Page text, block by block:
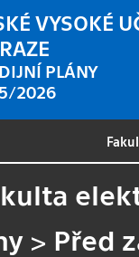
VYSOKÉ
PLÁNY
2026
> Před